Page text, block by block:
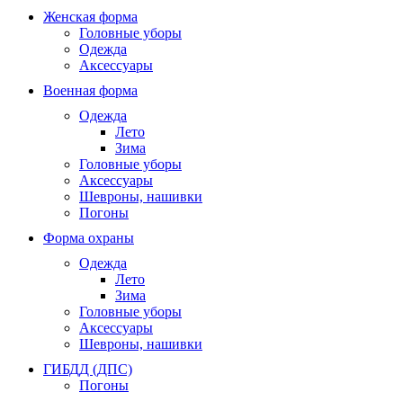
Женская форма
Головные уборы
Одежда
Аксессуары
Военная форма
Одежда
Лето
Зима
Головные уборы
Аксессуары
Шевроны, нашивки
Погоны
Форма охраны
Одежда
Лето
Зима
Головные уборы
Аксессуары
Шевроны, нашивки
ГИБДД (ДПС)
Погоны